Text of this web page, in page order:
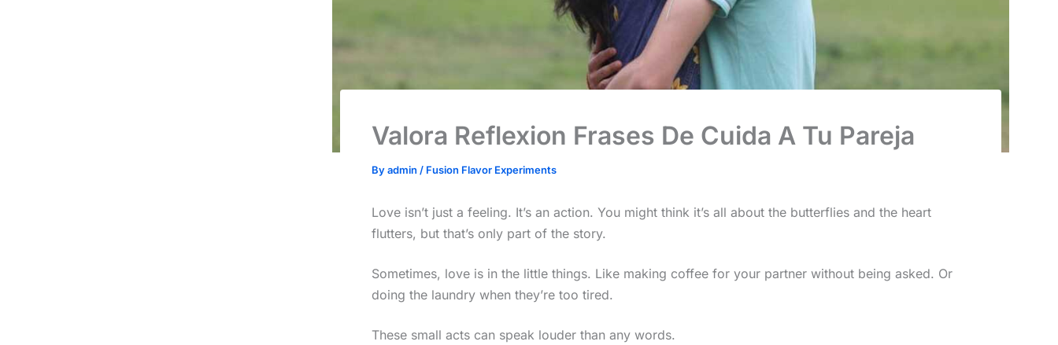
Valora Reflexion Frases De Cuida A Tu Pareja
Byadmin / Fusion Flavor Experiments
Love isn’t just a feeling. It’s an action. You might think it’s all about the butterflies and the heart
flutters, but that’s only part of the story.
Sometimes, love is in the little things. Like making coffee for your partner without being asked. Or
doing the laundry when they’re too tired.
These small acts can speak louder than any words.